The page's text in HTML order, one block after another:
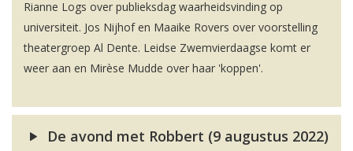
Rianne Logs over publieksdag waarheidsvinding op
universiteit. Jos Nijhof en Maaike Rovers over voorstelling
theatergroep Al Dente. Leidse Zwemvierdaagse komt er
weer aan en Mirèse Mudde over haar 'koppen'.
De avond met Robbert (9 augustus 2022)